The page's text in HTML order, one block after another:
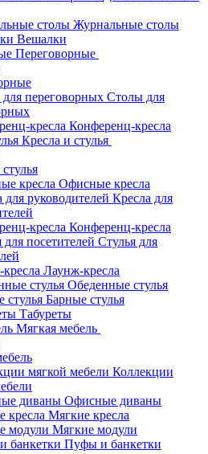
Журнальные столы
Вешалки
Переговорные
Столы для
Конференц-кресла
Кресла и стулья
Офисные кресла
Кресла для
Конференц-кресла
Стулья для
Лаунж-кресла
Обеденные стулья
Барные стулья
Табуреты
Мягкая мебель
Коллекции
Офисные диваны
Мягкие кресла
Мягкие модули
Пуфы и банкетки